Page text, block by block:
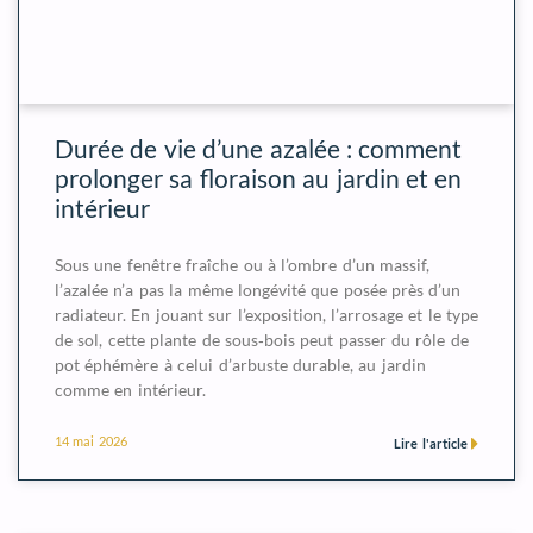
Durée de vie d’une azalée : comment
prolonger sa floraison au jardin et en
intérieur
Sous une fenêtre fraîche ou à l’ombre d’un massif,
l’azalée n’a pas la même longévité que posée près d’un
radiateur. En jouant sur l’exposition, l’arrosage et le type
de sol, cette plante de sous‑bois peut passer du rôle de
pot éphémère à celui d’arbuste durable, au jardin
comme en intérieur.
Lire l'article
14 mai 2026